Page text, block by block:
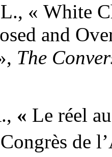
« White
and
The
« Le réel
Congrès de